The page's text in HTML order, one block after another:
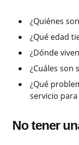
¿Quiénes
¿Qué edad
¿Dónde
¿Cuáles son
¿Qué
servicio para
No tener